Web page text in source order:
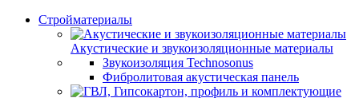
Стройматериалы
Акустические и звукоизоляционные материалы
Звукоизоляция Technosonus
Фибролитовая акустическая панель